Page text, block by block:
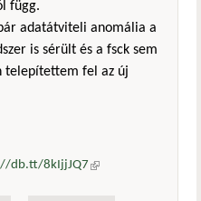
függ.
adatátviteli anomália a
is sérült és a fsck sem
telepítettem fel az új
db.tt/8kIjjJQ7 (külső